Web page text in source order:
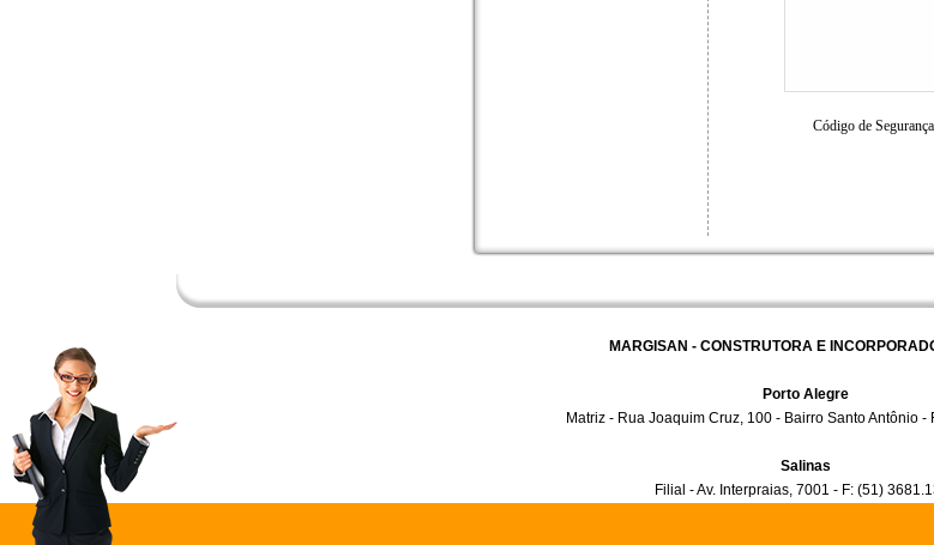
Código de Segurança
MARGISAN - CONSTRUTORA E
Porto Alegre
Matriz - Rua Joaquim Cruz, 100 - Bairro Santo Antônio -
Salinas
Filial - Av. Interpraias, 7001 - F: (51)